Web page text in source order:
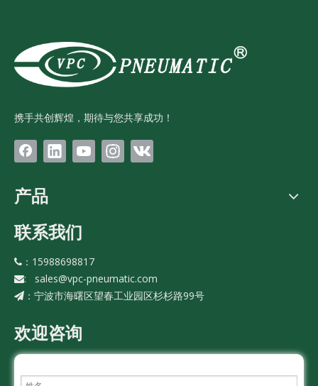
携手共创辉煌，期待与您共享成功！
产品
联系我们
 ：15988698817
: sales@vpc-pneumatic.com
： 宁波市海曙区望春工业园区杉杉路99号
欢迎咨询